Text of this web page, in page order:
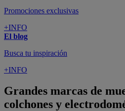
Promociones exclusivas
+INFO
El blog
Busca tu inspiración
+INFO
Grandes marcas de
colchones y